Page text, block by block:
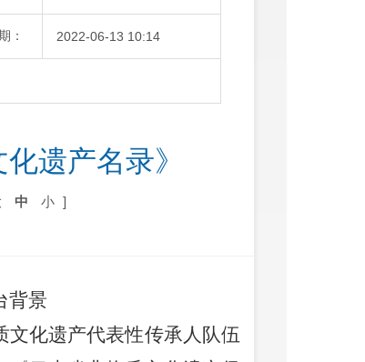
： 2022-06-13 10:14
遗产名录》
中 小 ]
背景
化遗产代表性传承人队伍